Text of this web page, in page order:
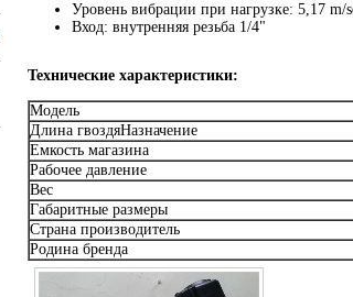
Уровень вибрации при нагрузке: 5,17 m/
Вход: внутренняя резьба 1/4"
Технические характеристики:
Модель
Длина гвоздяНазначение
Емкость магазина
Рабочее давление
Вес
Габаритные размеры
Страна производитель
Родина бренда